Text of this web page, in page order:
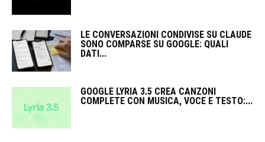
LE CONVERSAZIONI CONDIVISE SU CLAUDE
SONO COMPARSE SU GOOGLE: QUALI
DATI...
GOOGLE LYRIA 3.5 CREA CANZONI
COMPLETE CON MUSICA, VOCE E TESTO:...